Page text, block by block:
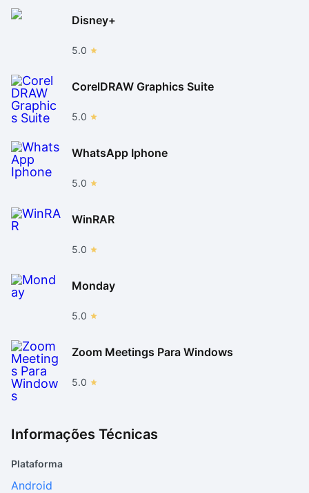
Disney+
5.0
CorelDRAW Graphics Suite
5.0
WhatsApp Iphone
5.0
WinRAR
5.0
Monday
5.0
Zoom Meetings Para Windows
5.0
Informações Técnicas
Plataforma
Android